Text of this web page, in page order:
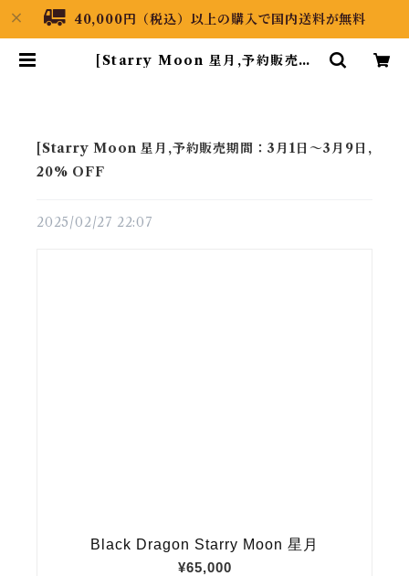
40,000円（税込）以上の購入で国内送料が無料
[Starry Moon 星月,予約販売期
[Starry Moon 星月,予約販売期間：3月1日〜3月9日,
20% OFF
2025/02/27 22:07